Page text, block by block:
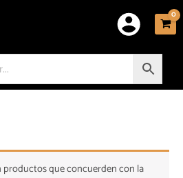
que concuerden con la